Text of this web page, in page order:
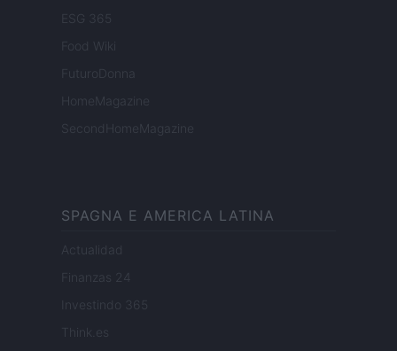
ESG 365
Food Wiki
FuturoDonna
HomeMagazine
SecondHomeMagazine
SPAGNA E AMERICA LATINA
Actualidad
Finanzas 24
Investindo 365
Think.es